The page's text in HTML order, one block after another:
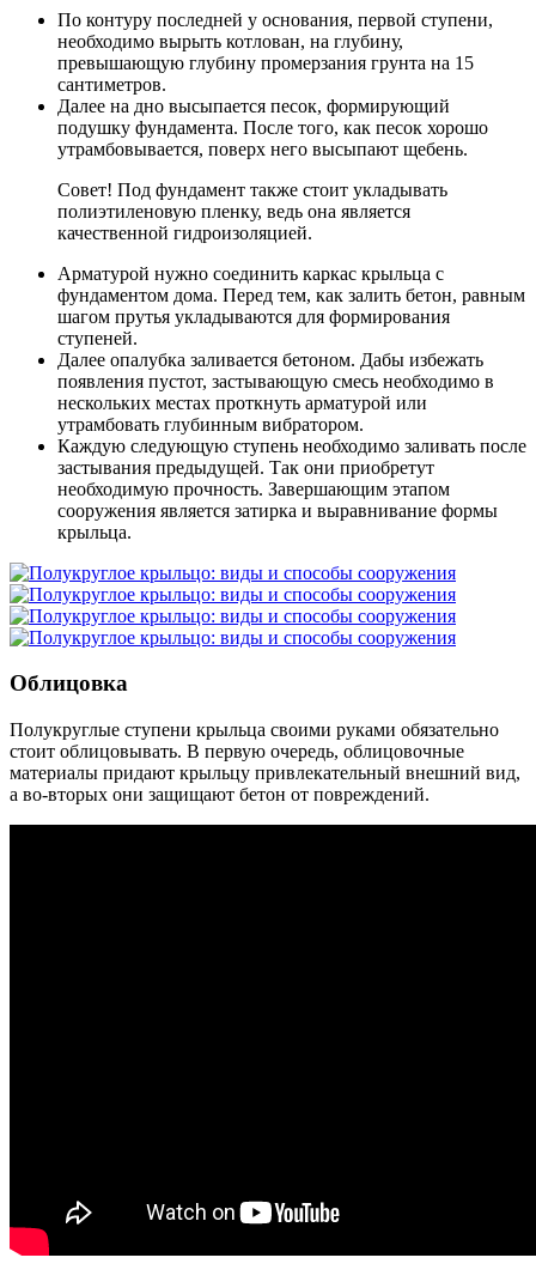
По контуру последней у основания, первой ступени,
необходимо вырыть котлован, на глубину,
превышающую глубину промерзания грунта на 15
сантиметров.
Далее на дно высыпается песок, формирующий
подушку фундамента. После того, как песок хорошо
утрамбовывается, поверх него высыпают щебень.
Совет! Под фундамент также стоит укладывать
полиэтиленовую пленку, ведь она является
качественной гидроизоляцией.
Арматурой нужно соединить каркас крыльца с
фундаментом дома. Перед тем, как залить бетон, равным
шагом прутья укладываются для формирования
ступеней.
Далее опалубка заливается бетоном. Дабы избежать
появления пустот, застывающую смесь необходимо в
нескольких местах проткнуть арматурой или
утрамбовать глубинным вибратором.
Каждую следующую ступень необходимо заливать после
застывания предыдущей. Так они приобретут
необходимую прочность. Завершающим этапом
сооружения является затирка и выравнивание формы
крыльца.
Облицовка
Полукруглые ступени крыльца своими руками обязательно
стоит облицовывать. В первую очередь, облицовочные
материалы придают крыльцу привлекательный внешний вид,
а во-вторых они защищают бетон от повреждений.